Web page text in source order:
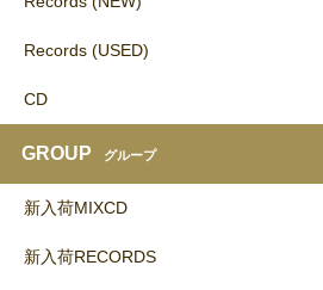
Records (USED)
CD
GROUP グループ
新入荷MIXCD
新入荷RECORDS